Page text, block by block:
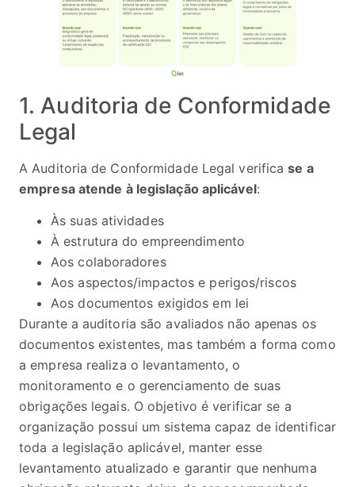
1. Auditoria de Conformidade
Legal
A Auditoria de Conformidade Legal verificase a
empresa atende à legislação aplicável:
Às suas atividades
À estrutura do empreendimento
Aos colaboradores
Aos aspectos/impactos e perigos/riscos
Aos documentos exigidos em lei
Durante a auditoria são avaliados não apenas os
documentos existentes, mas também a forma como
a empresa realiza o levantamento, o
monitoramento e o gerenciamento de suas
obrigações legais. O objetivo é verificar se a
organização possui um sistema capaz de identificar
toda a legislação aplicável, manter esse
levantamento atualizado e garantir que nenhuma